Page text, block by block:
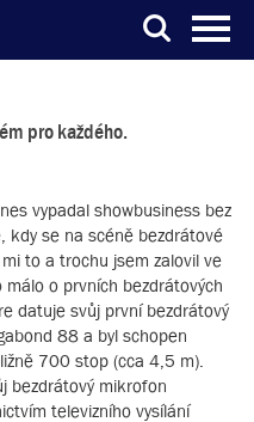
pro každého.
vypadal showbusiness bez
kdy se na scéně bezdrátové
to a trochu jsem zalovil ve
o prvních bezdrátových
datuje svůj první bezdrátový
88 a byl schopen
700 stop (cca 4,5 m).
bezdrátový mikrofon
televizního vysílání